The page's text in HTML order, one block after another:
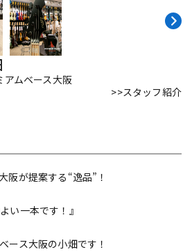
ヴィンテージ
アムベース大阪
>>スタッフ紹介
阪が提案する“逸品”！
い一本です！』
ース大阪の小畑です！